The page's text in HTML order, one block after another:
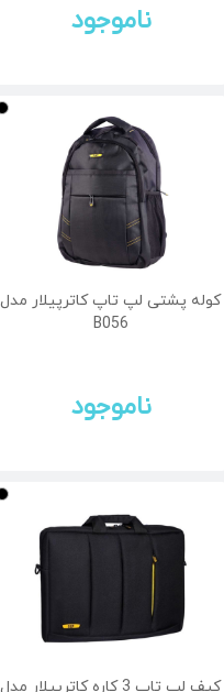
ناموجود
کوله پشتی لپ تاپ کاترپیلار مدل
B056
ناموجود
کیف لپ تاپ 3 کاره کاترپیلار مدل